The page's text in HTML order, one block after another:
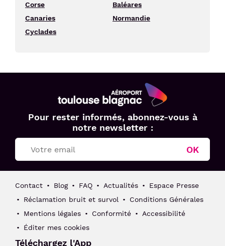
Corse
Baléares
Canaries
Normandie
Cyclades
Aéroport
Toulouse
Blagnac
Pour rester informés, abonnez-vous à
notre newsletter :
OK
Contact Blog FAQ Actualités
Espace Presse
Réclamation bruit et survol
Conditions Générales
Mentions légales
Conformité
Accessibilité
Éditer mes cookies
Téléchargez l'App